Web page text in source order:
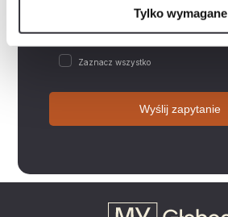
Tylko wymagane
Zaznacz wszystko
Wyślij zapytanie